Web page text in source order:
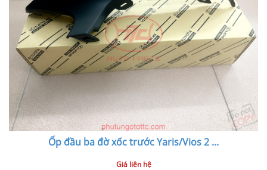
Ốp đầu ba đờ xốc trước Yaris/Vios 2 ...
Giá liên hệ